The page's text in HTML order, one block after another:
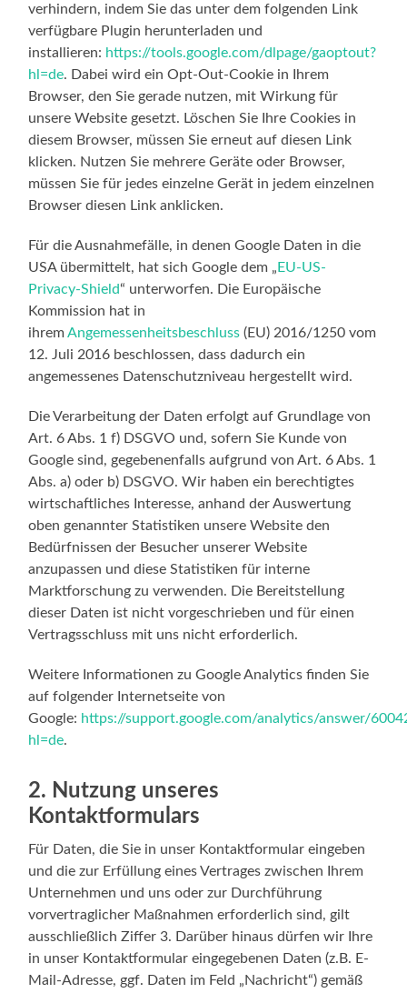
verhindern, indem Sie das unter dem folgenden Link
verfügbare Plugin herunterladen und
installieren: https://tools.google.com/dlpage/gaoptout?
hl=de. Dabei wird ein Opt-Out-Cookie in Ihrem
Browser, den Sie gerade nutzen, mit Wirkung für
unsere Website gesetzt. Löschen Sie Ihre Cookies in
diesem Browser, müssen Sie erneut auf diesen Link
klicken. Nutzen Sie mehrere Geräte oder Browser,
müssen Sie für jedes einzelne Gerät in jedem einzelnen
Browser diesen Link anklicken.
Für die Ausnahmefälle, in denen Google Daten in die
USA übermittelt, hat sich Google dem „EU-US-
Privacy-Shield“ unterworfen. Die Europäische
Kommission hat in
ihremAngemessenheitsbeschluss (EU) 2016/1250 vom
12. Juli 2016 beschlossen, dass dadurch ein
angemessenes Datenschutzniveau hergestellt wird.
Die Verarbeitung der Daten erfolgt auf Grundlage von
Art. 6 Abs. 1 f) DSGVO und, sofern Sie Kunde von
Google sind, gegebenenfalls aufgrund von Art. 6 Abs. 1
Abs. a) oder b) DSGVO. Wir haben ein berechtigtes
wirtschaftliches Interesse, anhand der Auswertung
oben genannter Statistiken unsere Website den
Bedürfnissen der Besucher unserer Website
anzupassen und diese Statistiken für interne
Marktforschung zu verwenden. Die Bereitstellung
dieser Daten ist nicht vorgeschrieben und für einen
Vertragsschluss mit uns nicht erforderlich.
Weitere Informationen zu Google Analytics finden Sie
auf folgender Internetseite von
Google: https://support.google.com/analytics/answer/
hl=de.
2. Nutzung unseres
Kontaktformulars
Für Daten, die Sie in unser Kontaktformular eingeben
und die zur Erfüllung eines Vertrages zwischen Ihrem
Unternehmen und uns oder zur Durchführung
vorvertraglicher Maßnahmen erforderlich sind, gilt
ausschließlich Ziffer 3. Darüber hinaus dürfen wir Ihre
in unser Kontaktformular eingegebenen Daten (z.B. E-
Mail-Adresse, ggf. Daten im Feld „Nachricht“) gemäß